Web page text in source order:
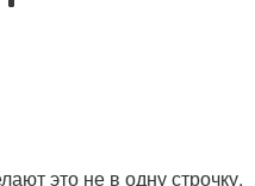
это не в одну строчку,